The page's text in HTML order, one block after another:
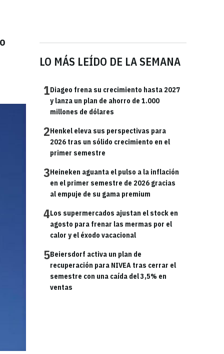
LO MÁS LEÍDO DE LA SEMANA
1Diageo frena su crecimiento hasta 2027
y lanza un plan de ahorro de 1.000
millones de dólares
2Henkel eleva sus perspectivas para
2026 tras un sólido crecimiento en el
primer semestre
3Heineken aguanta el pulso a la inflación
en el primer semestre de 2026 gracias
al empuje de su gama premium
4Los supermercados ajustan el stock en
agosto para frenar las mermas por el
calor y el éxodo vacacional
5Beiersdorf activa un plan de
recuperación para NIVEA tras cerrar el
semestre con una caída del 3,5% en
ventas